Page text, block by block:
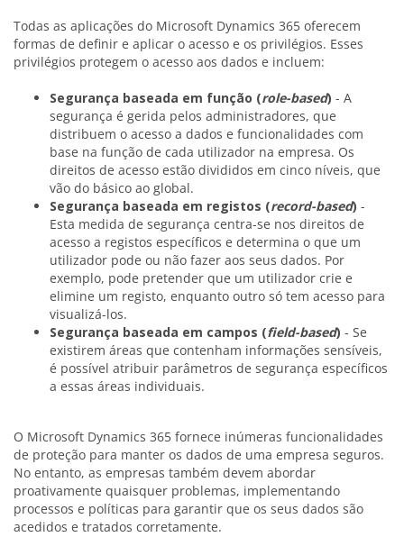
Todas as aplicações do Microsoft Dynamics 365 oferecem
formas de definir e aplicar o acesso e os privilégios. Esses
privilégios protegem o acesso aos dados e incluem:
Segurança baseada em função (role-based) - A
segurança é gerida pelos administradores, que
distribuem o acesso a dados e funcionalidades com
base na função de cada utilizador na empresa. Os
direitos de acesso estão divididos em cinco níveis, que
vão do básico ao global.
Segurança baseada em registos (record-based) -
Esta medida de segurança centra-se nos direitos de
acesso a registos específicos e determina o que um
utilizador pode ou não fazer aos seus dados. Por
exemplo, pode pretender que um utilizador crie e
elimine um registo, enquanto outro só tem acesso para
visualizá-los.
Segurança baseada em campos (field-based) - Se
existirem áreas que contenham informações sensíveis,
é possível atribuir parâmetros de segurança específicos
a essas áreas individuais.
O Microsoft Dynamics 365 fornece inúmeras funcionalidades
de proteção para manter os dados de uma empresa seguros.
No entanto, as empresas também devem abordar
proativamente quaisquer problemas, implementando
processos e políticas para garantir que os seus dados são
acedidos e tratados corretamente.